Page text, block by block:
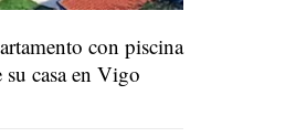
con piscina
casa en Vigo